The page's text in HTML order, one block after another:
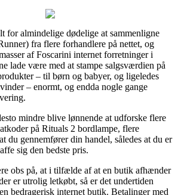
for almindelige dødelige at sammenligne
fra flere forhandlere på nettet, og
af Foscarini internet forretninger i
lade være med at stampe salgsværdien på
– til børn og babyer, og ligeledes
– enormt, og endda nogle gange
mindre blive lønnende at udforske flere
på Rituals 2 bordlampe, flere
du gennemfører din handel, således at du er
sig den bedste pris.
obs på, at i tilfælde af at en butik afhænder
er utrolig letkøbt, så er det undertiden
bedragerisk internet butik. Betalinger med